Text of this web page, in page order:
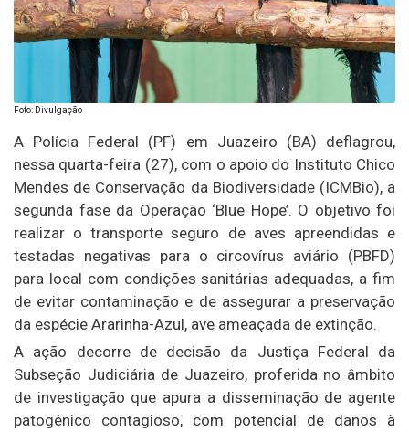
Foto: Divulgação
A Polícia Federal (PF) em Juazeiro (BA) deflagrou,
nessa quarta-feira (27), com o apoio do Instituto Chico
Mendes de Conservação da Biodiversidade (ICMBio), a
segunda fase da Operação ‘Blue Hope’. O objetivo foi
realizar o transporte seguro de aves apreendidas e
testadas negativas para o circovírus aviário (PBFD)
para local com condições sanitárias adequadas, a fim
de evitar contaminação e de assegurar a preservação
da espécie Ararinha-Azul, ave ameaçada de extinção.
A ação decorre de decisão da Justiça Federal da
Subseção Judiciária de Juazeiro, proferida no âmbito
de investigação que apura a disseminação de agente
patogênico contagioso, com potencial de danos à